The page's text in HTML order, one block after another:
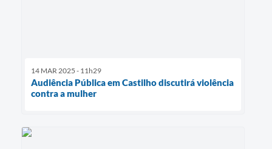
14 MAR 2025 - 11h29
Audiência Pública em Castilho discutirá violência
contra a mulher